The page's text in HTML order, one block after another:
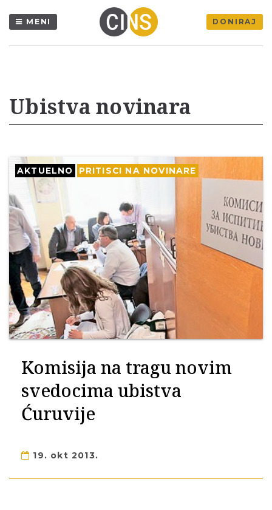
MENI DONIRAJ
Ubistva novinara
AKTUELNO PRITISCI NA NOVINARE
Komisija na tragu novim
svedocima ubistva
Ćuruvije
19. okt 2013.